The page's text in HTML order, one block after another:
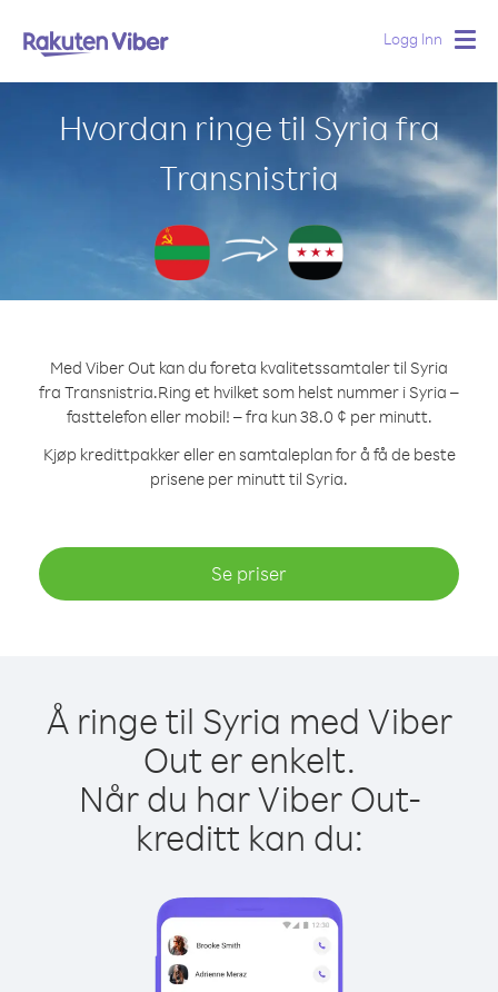
Logg Inn
Hvordan ringe til Syria fra
Transnistria
Med Viber Out kan du foreta kvalitetssamtaler til Syria
fra Transnistria.Ring et hvilket som helst nummer i Syria –
fasttelefon eller mobil! – fra kun 38.0 ¢ per minutt.
Kjøp kredittpakker eller en samtaleplan for å få de beste
prisene per minutt til Syria.
Se priser
Å ringe til Syria med Viber
Out er enkelt.
Når du har Viber Out-
kreditt kan du: